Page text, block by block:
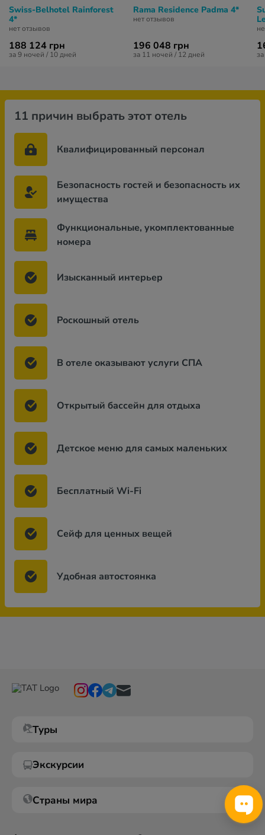
Swiss-Belhotel Rainforest
4*
нет отзывов
188 124 грн
за 9 ночей / 10 дней
Rama Residence Padma 4*
нет отзывов
196 048 грн
за 11 ночей / 12 дней
11 причин выбрать этот отель
Квалифицированный персонал
Безопасность гостей и безопасность их
имущества
Функциональные, укомплектованные
номера
Изысканный интерьер
Роскошный отель
В отеле оказывают услуги СПА
Открытый бассейн для отдыха
Детское меню для самых маленьких
Бесплатный Wi-Fi
Сейф для ценных вещей
Удобная автостоянка
Туры
Экскурсии
Страны мира